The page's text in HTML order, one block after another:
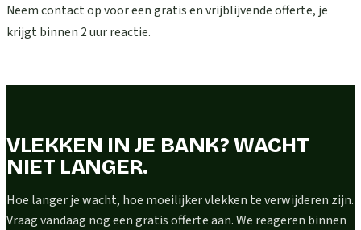
Neem contact op voor een gratis en vrijblijvende offerte, je
krijgt binnen 2 uur reactie.
VLEKKEN IN JE BANK? WACHT
NIET LANGER.
Hoe langer je wacht, hoe moeilijker vlekken te verwijderen zijn.
Vraag vandaag nog een gratis offerte aan. We reageren binnen